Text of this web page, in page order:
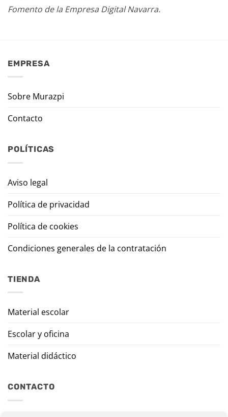
Fomento de la Empresa Digital Navarra.
EMPRESA
Sobre Murazpi
Contacto
POLÍTICAS
Aviso legal
Política de privacidad
Política de cookies
Condiciones generales de la contratación
TIENDA
Material escolar
Escolar y oficina
Material didáctico
CONTACTO